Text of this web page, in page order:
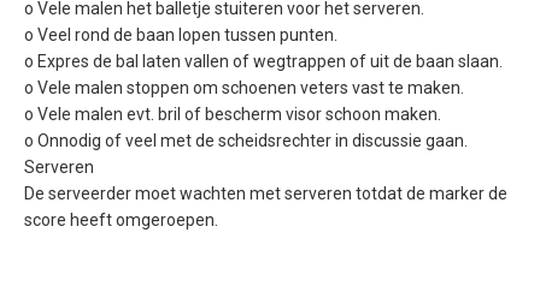
o Vele malen het balletje stuiteren voor het serveren.
o Veel rond de baan lopen tussen punten.
o Expres de bal laten vallen of wegtrappen of uit de baan slaan.
o Vele malen stoppen om schoenen veters vast te maken.
o Vele malen evt. bril of bescherm visor schoon maken.
o Onnodig of veel met de scheidsrechter in discussie gaan.
Serveren
De serveerder moet wachten met serveren totdat de marker de
score heeft omgeroepen.